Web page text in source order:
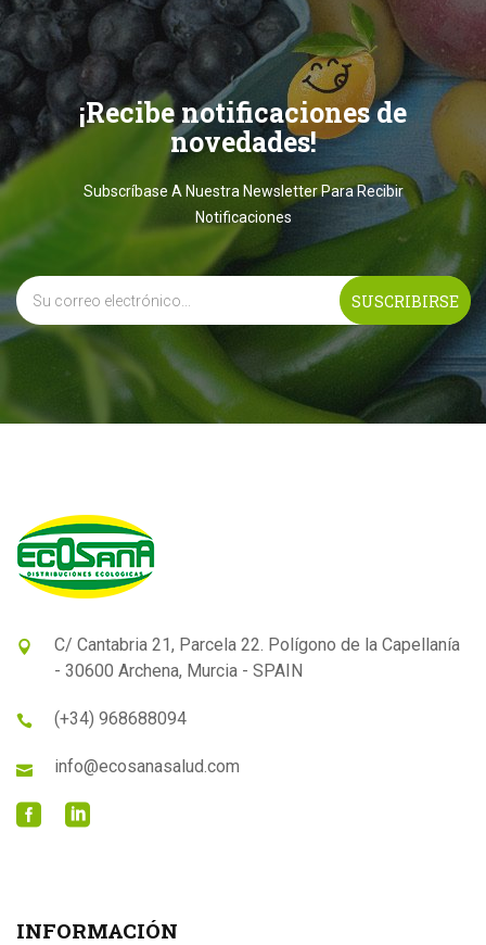
¡Recibe notificaciones de
novedades!
Subscríbase A Nuestra Newsletter Para Recibir
Notificaciones
C/ Cantabria 21, Parcela 22. Polígono de la Capellanía
- 30600 Archena, Murcia - SPAIN
(+34) 968688094
info@ecosanasalud.com
INFORMACIÓN